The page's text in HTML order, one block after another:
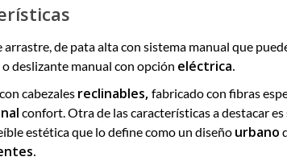
arrastre, de pata alta con sistema manual que
deslizante manual con opción eléctrica.
cabezales reclinables,fabricado con fibras
confort. Otra de las características a destacar es
estética que lo define como un diseño urbano